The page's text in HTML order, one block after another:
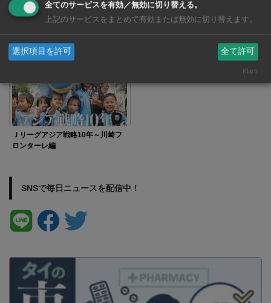
Ｊリーグアジア戦略10年～川崎フ
ロンターレ編
SNSで毎日ニュースを配信中！
全てのサービスを有効／無効に切り替える。
上記のサービスをまとめて有効または無効に切り替えます。
選択項目を許可 全て許可
Klaro